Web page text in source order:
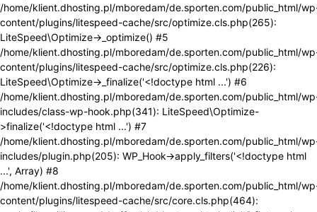
/home/klient.dhosting.pl/mboredam/de.sporten.com/public_html/
content/plugins/litespeed-cache/src/optimize.cls.php(265):
LiteSpeed\Optimize->_optimize() #5
/home/klient.dhosting.pl/mboredam/de.sporten.com/public_html/
content/plugins/litespeed-cache/src/optimize.cls.php(226):
LiteSpeed\Optimize->_finalize('<!doctype html ...') #6
/home/klient.dhosting.pl/mboredam/de.sporten.com/public_html/
includes/class-wp-hook.php(341): LiteSpeed\Optimize-
>finalize('<!doctype html ...') #7
/home/klient.dhosting.pl/mboredam/de.sporten.com/public_html/
includes/plugin.php(205): WP_Hook->apply_filters('<!doctype html
...', Array) #8
/home/klient.dhosting.pl/mboredam/de.sporten.com/public_html/
content/plugins/litespeed-cache/src/core.cls.php(464):